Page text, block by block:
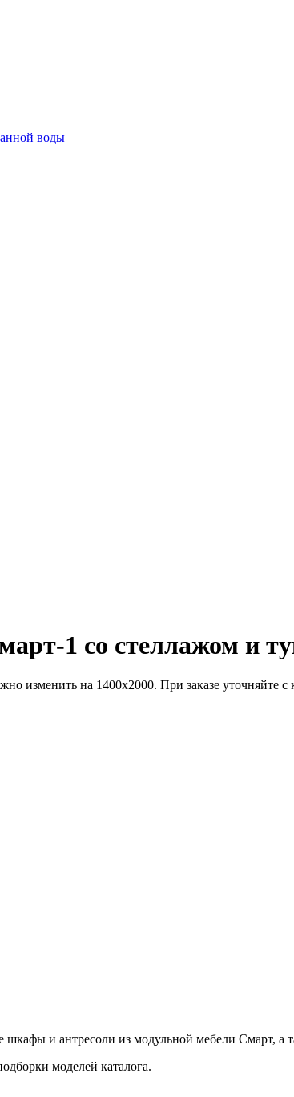
воды
1 со стеллажом и
изменить на 1400х2000. При заказе уточняйте с
и антресоли из модульной мебели Смарт, а
моделей каталога.